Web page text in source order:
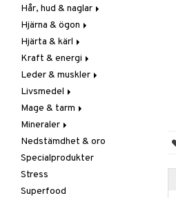
Näringstillskott
Övriga
Sex & lust
Skelett
Urinvägar
Övriga
Prostata
Sex & lust
C-vitamin
Förebyggande &
lindrande
Hostdämpande
Öron, näsa & hals
Övriga
Virushämmande
Vitlök
Hår, hud & naglar
Hår
Kosttillskott
Sol & pigment
Hjärna & ögon
Fettsyror
Minne
Ögon
Hjärta & kärl
Ginkgo biloba
Kärlstärkande
Kolesterolsänkande
Marina fettsyror
Veg fettsyror
Kraft & energi
Ginseng
Övriga
Prestation
Q-10
Rosenrot
Schizandra
Leder & muskler
Kosttillskott
Utvärtes
Livsmedel
Bars
Choklad
Diverse
Drycker
Förvaring
Frukt, frö & nötter
Mage & tarm
Drycker
Fibrer
Matsmältning
Syrareglerande
Tarm
Mineraler
Järn
Kalcium
Krom
Magnesium
Nedstämdhet & oro
Specialprodukter
Stress
Superfood